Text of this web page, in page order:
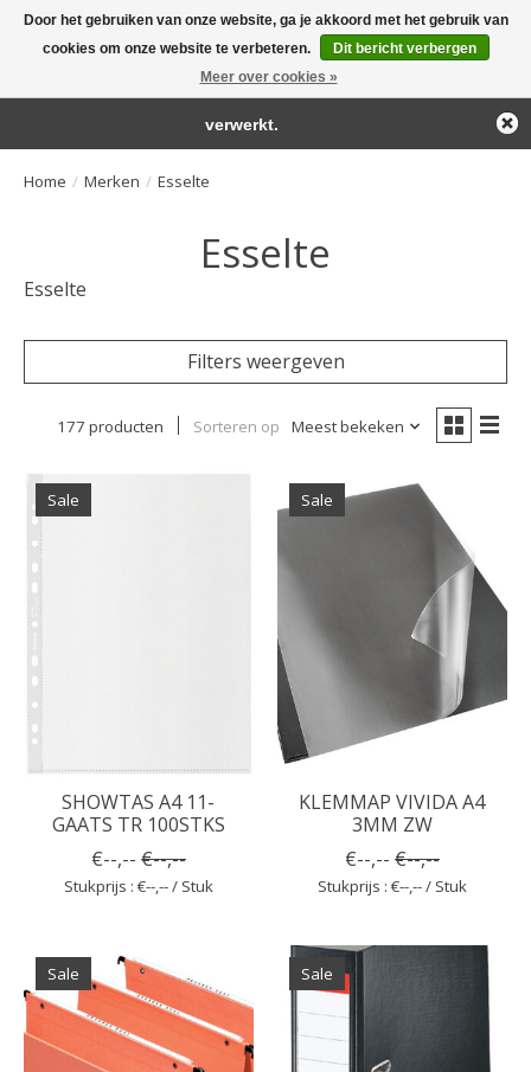
Large selection of products and fast shipping!
Home / Merken / Esselte
Esselte
Esselte
Filters weergeven
177 producten Sorteren op Meest bekeken
Sale
SHOWTAS A4 11-
GAATS TR 100STKS
€--,-- €--,--
Stukprijs : €--,-- / Stuk
Sale
KLEMMAP VIVIDA A4
3MM ZW
€--,-- €--,--
Stukprijs : €--,-- / Stuk
Sale Sale
Door het gebruiken van onze website, ga je akkoord met het gebruik van
cookies om onze website te verbeteren.
Dit bericht verbergen
Meer over cookies »
← Keer terug naar de backofficeDeze winkel is in aanbouw.
Eventueel geplaatste orders zullen niet worden gehonoreerd of
verwerkt.